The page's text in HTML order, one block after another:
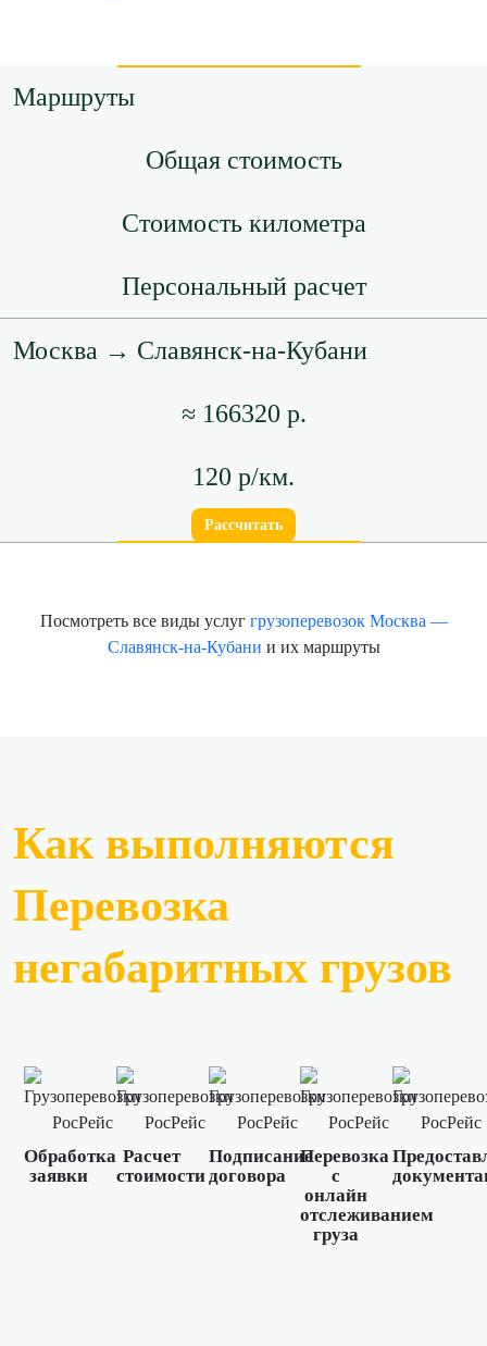
Маршруты
Общая стоимость
Стоимость километра
Персональный расчет
Москва → Славянск-на-Кубани
≈ 166320 р.
120 р/км.
Рассчитать
Посмотреть все виды услуг грузоперевозок Москва —
Славянск-на-Кубани и их маршруты
Как выполняются
Перевозка
негабаритных грузов
Обработка
заявки
Расчет
стоимости
Подписание
договора
Перевозка
с
онлайн
отслеживанием
груза